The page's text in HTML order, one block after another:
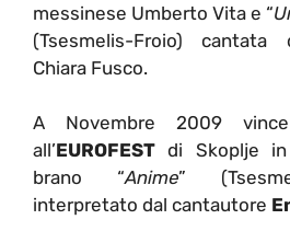
messinese Umberto Vita e “
(Tsesmelis-Froio) cantata
Chiara Fusco.
A Novembre 2009
all’EUROFEST di Skoplje
brano “Anime”
interpretato dal cantautore